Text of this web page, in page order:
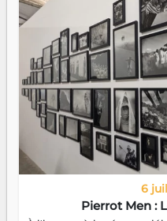
6
Pierrot Men :